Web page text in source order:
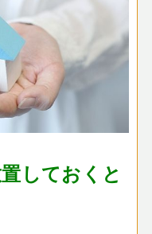
しておくと